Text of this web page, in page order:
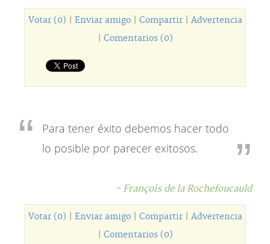
Votar (0) Enviar amigo| Compartir| Advertencia
Comentarios (0)
Para tener éxito debemos hacer todo
lo posible por parecer exitosos.
- François de la Rochefoucauld
Votar (0) Enviar amigo| Compartir| Advertencia
Comentarios (0)